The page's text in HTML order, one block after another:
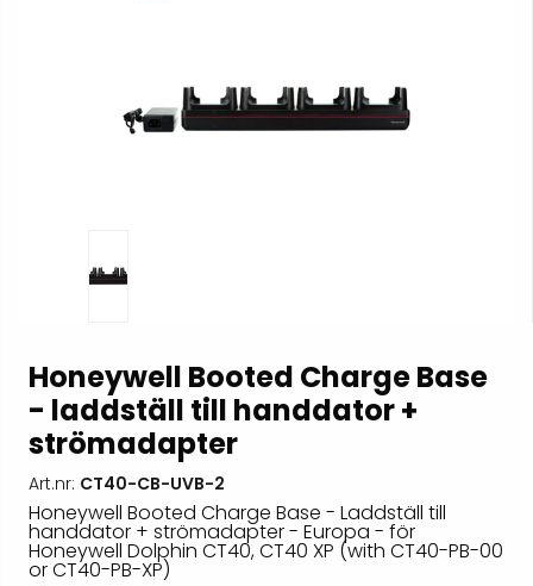
Honeywell Booted Charge Base
- laddställ till handdator +
strömadapter
Art.nr: CT40-CB-UVB-2
Honeywell Booted Charge Base - Laddställ till
handdator + strömadapter - Europa - för
Honeywell Dolphin CT40, CT40 XP (with CT40-PB-00
or CT40-PB-XP)